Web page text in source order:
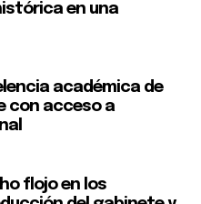
en una
académica de
con acceso a
flojo en los